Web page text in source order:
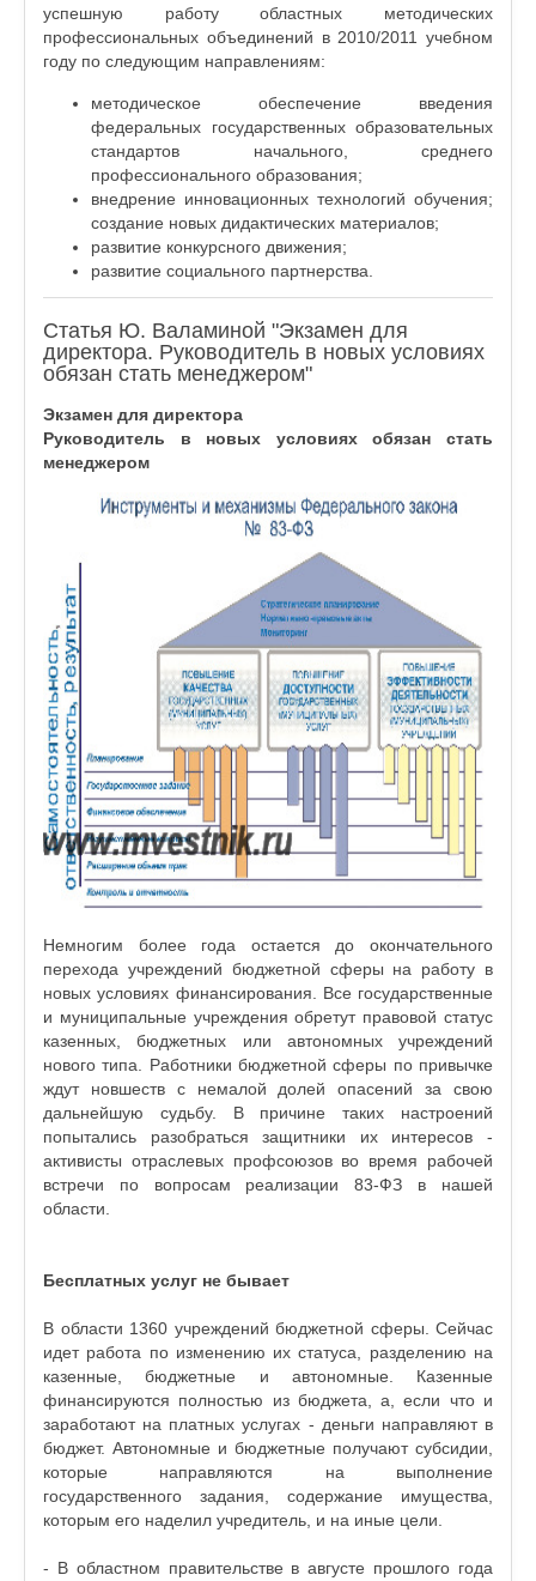
успешную работу областных методических
профессиональных объединений в 2010/2011 учебном
году по следующим направлениям:
методическое обеспечение введения
федеральных государственных образовательных
стандартов начального, среднего
профессионального образования;
внедрение инновационных технологий обучения;
создание новых дидактических материалов;
развитие конкурсного движения;
развитие социального партнерства.
Статья Ю. Валаминой "Экзамен для
директора. Руководитель в новых условиях
обязан стать менеджером"
Экзамен для директора
Руководитель в новых условиях обязан стать
менеджером
Немногим более года остается до окончательного
перехода учреждений бюджетной сферы на работу в
новых условиях финансирования. Все государственные
и муниципальные учреждения обретут правовой статус
казенных, бюджетных или автономных учреждений
нового типа. Работники бюджетной сферы по привычке
ждут новшеств с немалой долей опасений за свою
дальнейшую судьбу. В причине таких настроений
попытались разобраться защитники их интересов -
активисты отраслевых профсоюзов во время рабочей
встречи по вопросам реализации 83-ФЗ в нашей
области.
Бесплатных услуг не бывает
В области 1360 учреждений бюджетной сферы. Сейчас
идет работа по изменению их статуса, разделению на
казенные, бюджетные и автономные. Казенные
финансируются полностью из бюджета, а, если что и
заработают на платных услугах - деньги направляют в
бюджет. Автономные и бюджетные получают субсидии,
которые направляются на выполнение
государственного задания, содержание имущества,
которым его наделил учредитель, и на иные цели.
- В областном правительстве в августе прошлого года